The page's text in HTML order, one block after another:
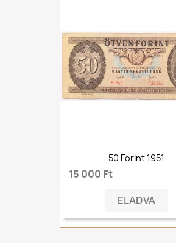
50 Forint 1951
15 000 Ft
ELADVA